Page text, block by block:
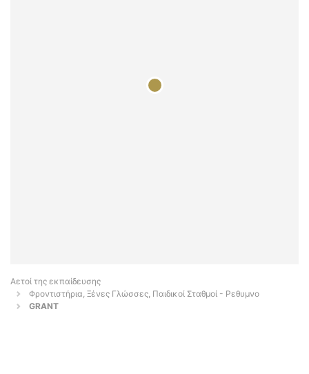
Αετοί της εκπαίδευσης
Φροντιστήρια, Ξένες Γλώσσες, Παιδικοί Σταθμοί - Ρεθυμνο
GRANT